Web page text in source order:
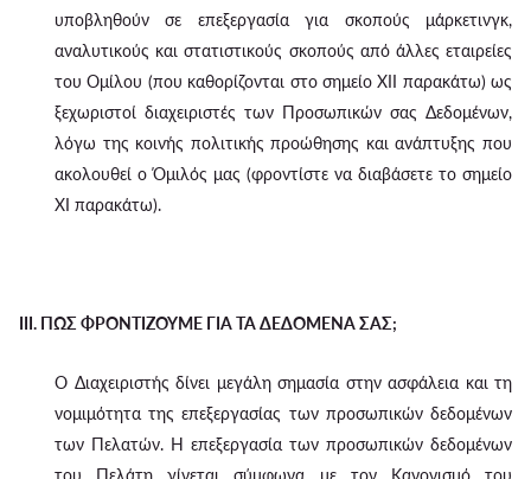
υποβληθούν σε επεξεργασία για σκοπούς μάρκετινγκ,
αναλυτικούς και στατιστικούς σκοπούς από άλλες εταιρείες
του Ομίλου (που καθορίζονται στο σημείο XII παρακάτω) ως
ξεχωριστοί διαχειριστές των Προσωπικών σας Δεδομένων,
λόγω της κοινής πολιτικής προώθησης και ανάπτυξης που
ακολουθεί ο Όμιλός μας (φροντίστε να διαβάσετε το σημείο
XI παρακάτω).
III. ΠΩΣ ΦΡΟΝΤΙΖΟΥΜΕ ΓΙΑ ΤΑ ΔΕΔΟΜΕΝΑ ΣΑΣ;
Ο Διαχειριστής δίνει μεγάλη σημασία στην ασφάλεια και τη
νομιμότητα της επεξεργασίας των προσωπικών δεδομένων
των Πελατών. Η επεξεργασία των προσωπικών δεδομένων
του Πελάτη γίνεται σύμφωνα με τον Κανονισμό του